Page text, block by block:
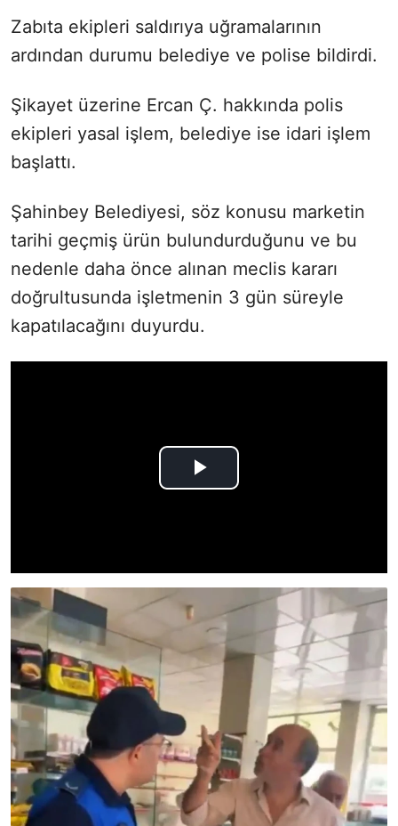
Zabıta ekipleri saldırıya uğramalarının
ardından durumu belediye ve polise bildirdi.
Şikayet üzerine Ercan Ç. hakkında polis
ekipleri yasal işlem, belediye ise idari işlem
başlattı.
Şahinbey Belediyesi, söz konusu marketin
tarihi geçmiş ürün bulundurduğunu ve bu
nedenle daha önce alınan meclis kararı
doğrultusunda işletmenin 3 gün süreyle
kapatılacağını duyurdu.